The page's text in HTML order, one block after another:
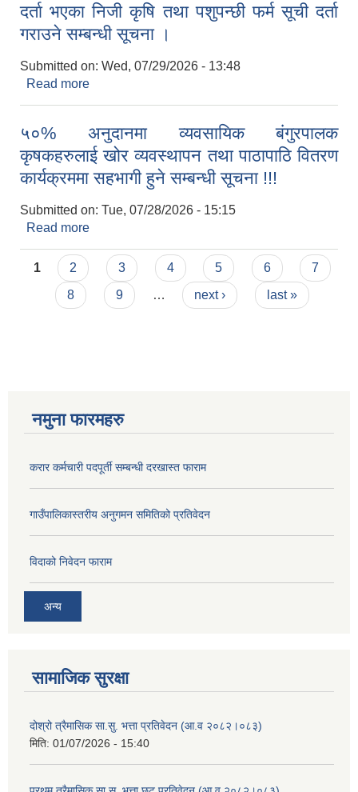
दर्ता भएका निजी कृषि तथा पशुपन्छी फर्म सूची दर्ता
गराउने सम्बन्धी सूचना ।
Submitted on: Wed, 07/29/2026 - 13:48
Read more
५०% अनुदानमा व्यवसायिक बंगुरपालक
कृषकहरुलाई खोर व्यवस्थापन तथा पाठापाठि वितरण
कार्यक्रममा सहभागी हुने सम्बन्धी सूचना !!!
Submitted on: Tue, 07/28/2026 - 15:15
Read more
हुने सम्बन्धी सूचना !!!
Pages
1 2 3 4 5 6
7
8
9 … next › last »
नमुना फारमहरु
करार कर्मचारी पदपूर्ती सम्बन्धी दरखास्त फाराम
गाउँपालिकास्तरीय अनुगमन समितिको प्रतिवेदन
विदाको निवेदन फाराम
अन्य
सामाजिक सुरक्षा
दोश्रो त्रैमासिक सा.सु. भत्ता प्रतिवेदन (आ.व २०८२।०८३)
मिति: 01/07/2026 - 15:40